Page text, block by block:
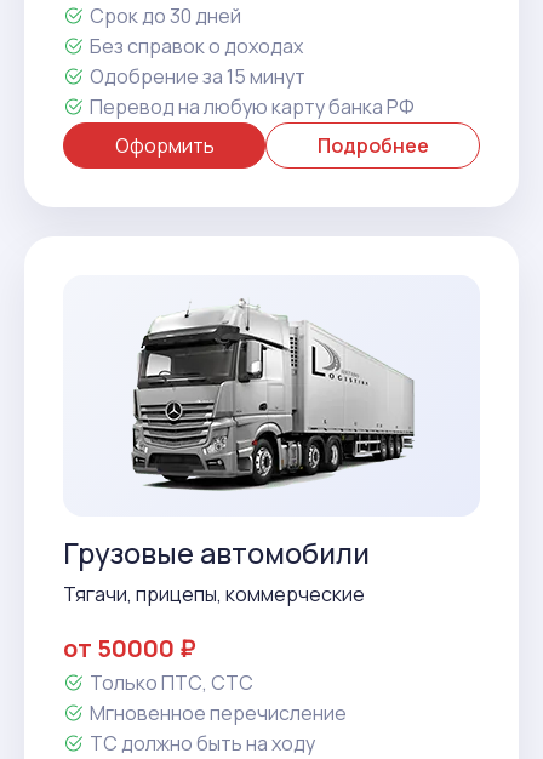
Срок до 30 дней
Без справок о доходах
Одобрение за 15 минут
Перевод на любую карту банка РФ
Оформить
Подробнее
Грузовые автомобили
Тягачи, прицепы, коммерческие
от 50000 ₽
Только ПТС, СТС
Мгновенное перечисление
ТС должно быть на ходу